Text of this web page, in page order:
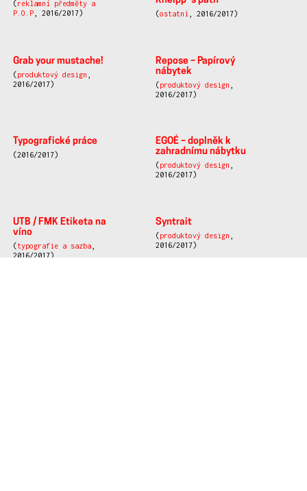
( reklamní předměty a
P.O.P, 2016/2017) (ostatní , 2016/2017)
Grab your mustache!
(produktový design
2016/2017)
Repose – Papírový
nábytek
(produktový design
2016/2017)
Typografické práce
(2016/2017)
EGOÉ – doplněk k
zahradnímu nábytku
( produktový design ,
2016/2017)
UTB / FMK Etiketa na
víno
(typografie a sazba,
2016/2017)
Syntrait
(produktový design
2016/2017)